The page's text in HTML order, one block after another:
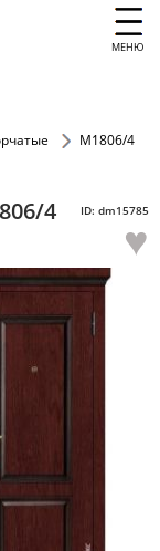
МЕНЮ
М1806/4
4
ID: dm15785
♥